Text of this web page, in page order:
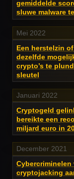
gemiddelde
sluwe malware
Mei 2022
Een herstelzin
dezelfde
crypto’s te
sleutel
Januari 2022
Cryptogeld
bereikte een
miljard euro in
December 2021
Cybercriminelen
cryptojacking